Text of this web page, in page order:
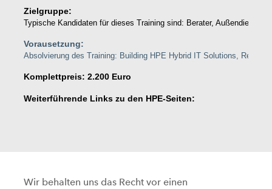
Zielgruppe:
Typische Kandidaten für dieses Training sind: Berater,
Vorausetzung:
Absolvierung des Training: Building HPE Hybrid IT Solutions, Rev.
Komplettpreis: 2.200 Euro
Weiterführende Links zu den HPE-Seiten:
Wir behalten uns das Recht vor einen